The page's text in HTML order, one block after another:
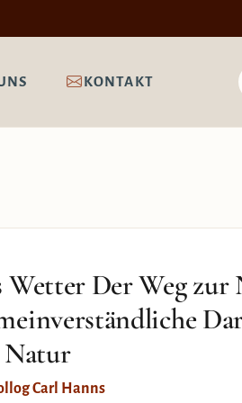
KONTAKT
Wetter Der Weg zur
Natur
Carl Hanns